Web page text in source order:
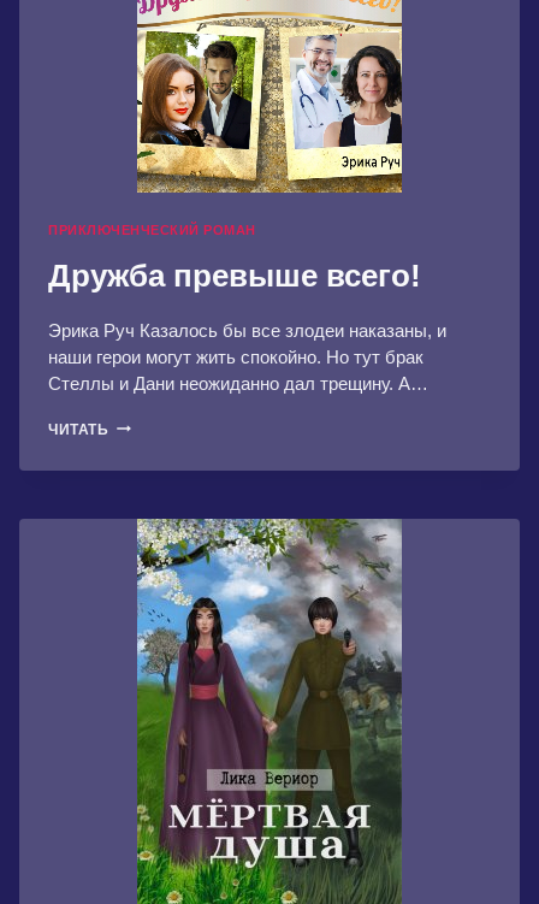
ПРИКЛЮЧЕНЧЕСКИЙ РОМАН
Дружба превыше всего!
Эрика Руч Казалось бы все злодеи наказаны, и
наши герои могут жить спокойно. Но тут брак
Стеллы и Дани неожиданно дал трещину. А…
ЧИТАТЬ ДРУЖБА
ВСЕГО!